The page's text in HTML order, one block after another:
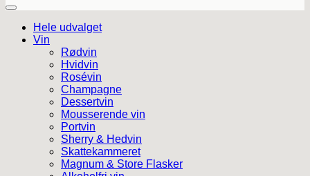
Hele udvalget
Vin
Rødvin
Hvidvin
Rosévin
Champagne
Dessertvin
Mousserende vin
Portvin
Sherry & Hedvin
Skattekammeret
Magnum & Store Flasker